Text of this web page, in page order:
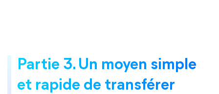
Partie 3. Un moyen simple
et rapide de transférer